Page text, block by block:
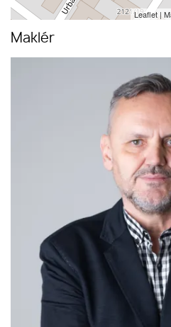
Leaflet |
Maklér